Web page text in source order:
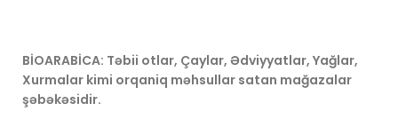
BİOARABİCA: Təbii otlar, Çaylar, Ədviyyatlar, Yağlar,
Xurmalar kimi orqaniq məhsullar satan mağazalar
şəbəkəsidir.